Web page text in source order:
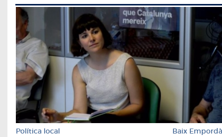
Política local Baix Empordà